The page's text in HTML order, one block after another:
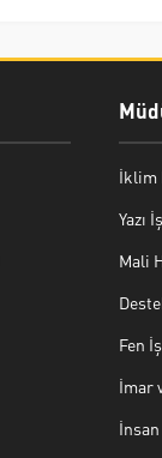
İklim
Yazı
Mali
Fen
İmar